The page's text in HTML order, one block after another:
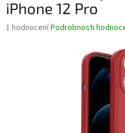
iPhone 12 Pro
Průměrné
1 hodnoceníPodrobnosti